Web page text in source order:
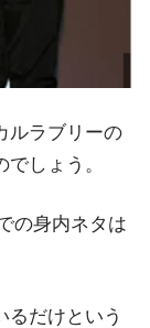
ルラブリーの
しょう。
の身内ネタは
るだけという